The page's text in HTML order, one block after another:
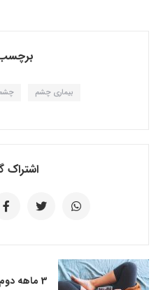
بیماری چشم
اشتراک
3 ماهه